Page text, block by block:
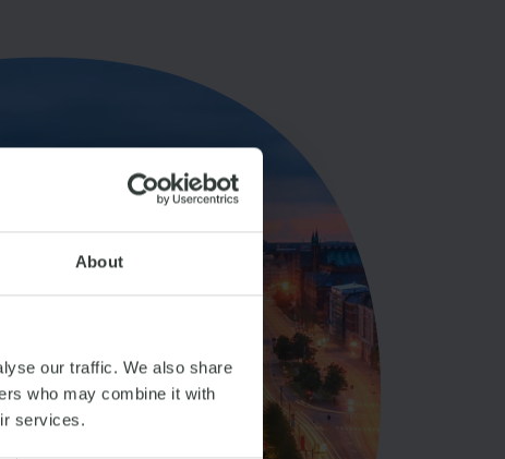
About
our traffic. We also share
who may combine it with
services.